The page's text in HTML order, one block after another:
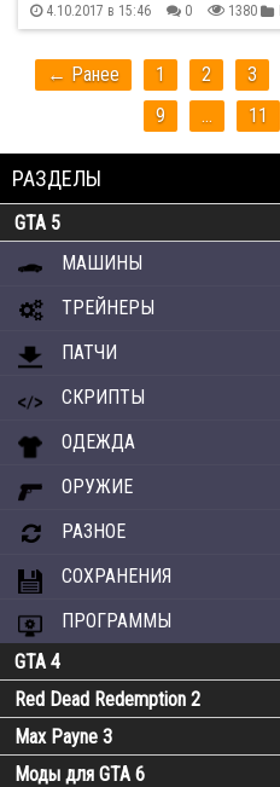
4.10.2017 в 15:46 0 1380
← Ранее 1 2 3
9
… 11
РАЗДЕЛЫ
GTA 5
МАШИНЫ
ТРЕЙНЕРЫ
ПАТЧИ
СКРИПТЫ
ОДЕЖДА
ОРУЖИЕ
РАЗНОЕ
СОХРАНЕНИЯ
ПРОГРАММЫ
GTA 4
Red Dead Redemption 2
Max Payne 3
Моды для GTA 6